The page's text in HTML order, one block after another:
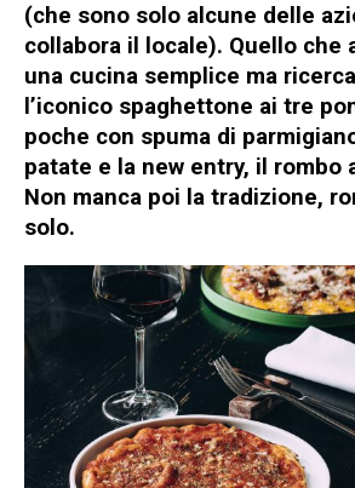
(che sono solo alcune delle
collabora il locale). Quello che
una cucina semplice ma
l’iconico spaghettone ai tre
poche con spuma di
patate e la new entry, il rombo
Non manca poi la tradizione,
solo.